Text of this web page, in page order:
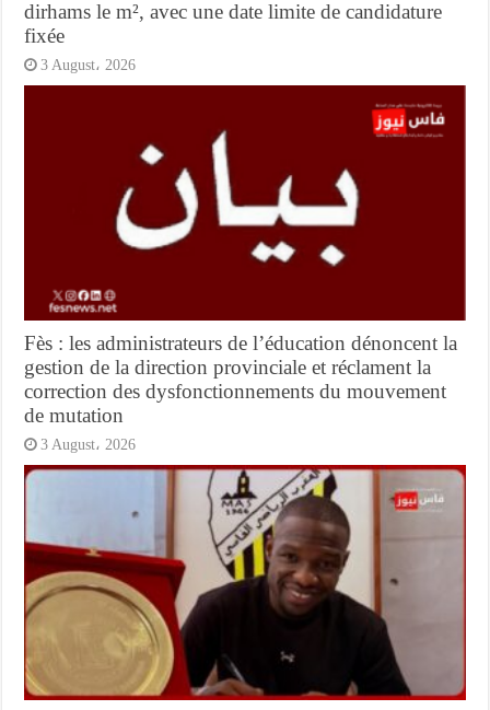
dirhams le m², avec une date limite de candidature
fixée
3 August، 2026
Fès : les administrateurs de l’éducation dénoncent la
gestion de la direction provinciale et réclament la
correction des dysfonctionnements du mouvement
de mutation
3 August، 2026